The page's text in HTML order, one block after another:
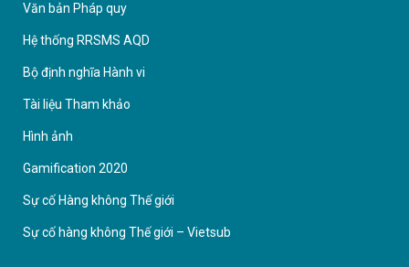
Văn bản Pháp quy
Hệ thống RRSMS AQD
Bộ định nghĩa Hành vi
Tài liệu Tham khảo
Hình ảnh
Gamification 2020
Sự cố Hàng không Thế giới
Sự cố hàng không Thế giới – Vietsub